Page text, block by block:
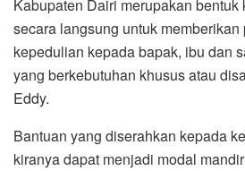
Kabupaten Dairi merupakan
secara langsung untuk memberikan
kepedulian kepada bapak, ibu dan
yang berkebutuhan khusus atau
Eddy.
Bantuan yang diserahkan kepada
kiranya dapat menjadi modal